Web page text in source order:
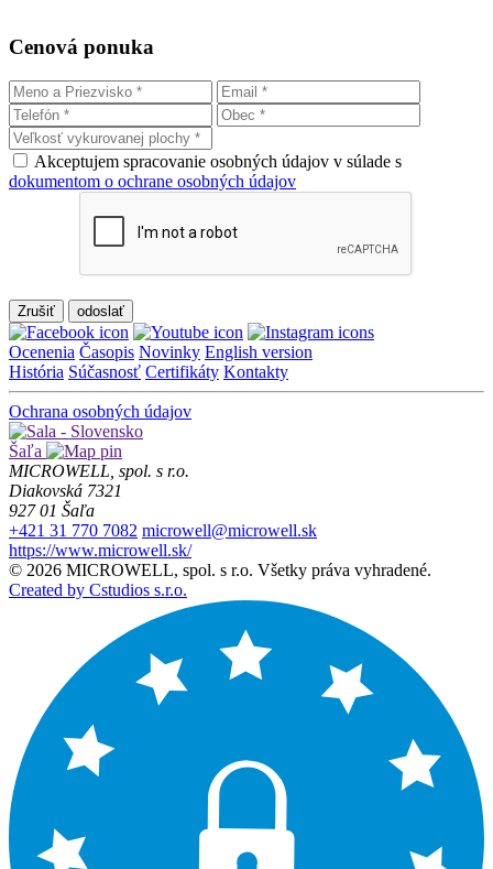
Cenová ponuka
Akceptujem spracovanie osobných údajov v súlade s
dokumentom o ochrane osobných údajov
Zrušiť
Ocenenia Časopis Novinky English version
História Súčasnosť Certifikáty Kontakty
Ochrana osobných údajov
Šaľa
MICROWELL, spol. s r.o.
Diakovská 7321
927 01 Šaľa
+421 31 770 7082 microwell@microwell.sk
https://www.microwell.sk/
© 2026 MICROWELL, spol. s r.o. Všetky práva vyhradené.
Created by Cstudios s.r.o.